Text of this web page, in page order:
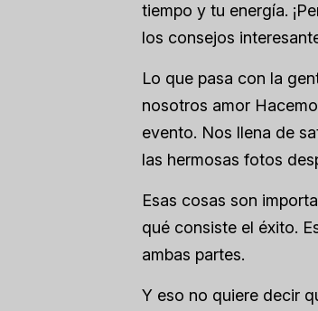
tiempo y tu energía.
los consejos
Lo que pasa con la
nosotros amor
evento. Nos llena de
las hermosas fotos
Esas cosas son
qué consiste el éxito.
ambas partes.
Y eso no quiere decir